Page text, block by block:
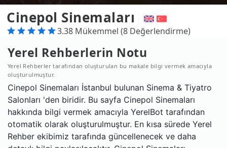
Cinepol Sinemaları
3.38 Mükemmel (8 Değerlendirme)
Yerel Rehberlerin Notu
Yerel Rehberler tarafından oluşturulan bu makale bilgi vermek amacıyla
oluşturulmuştur.
Cinepol Sinemaları İstanbul bulunan Sinema & Tiyatro
Salonları 'den biridir. Bu sayfa Cinepol Sinemaları
hakkında bilgi vermek amacıyla YerelBot tarafından
otomatik olarak oluşturulmuştur. En kısa sürede Yerel
Rehber ekibimiz tarafında güncellenecek ve daha